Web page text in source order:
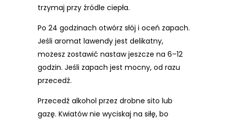
trzymaj przy źródle ciepła.
Po 24 godzinach otwórz słój i oceń zapach.
Jeśli aromat lawendy jest delikatny,
możesz zostawić nastaw jeszcze na 6–12
godzin. Jeśli zapach jest mocny, od razu
przecedź.
Przecedź alkohol przez drobne sito lub
gazę. Kwiatów nie wyciskaj na siłę, bo